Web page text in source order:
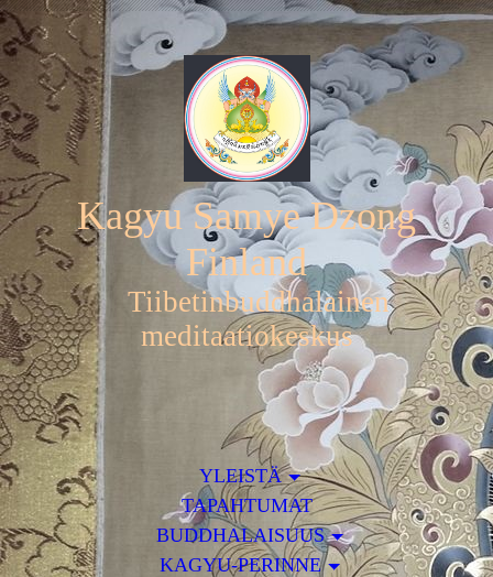
Kagyu Samye Dzong
Finland
Tiibetinbuddhalainen
meditaatiokeskus
YLEISTÄ
TAPAHTUMAT
BUDDHALAISUUS
KAGYU-PERINNE